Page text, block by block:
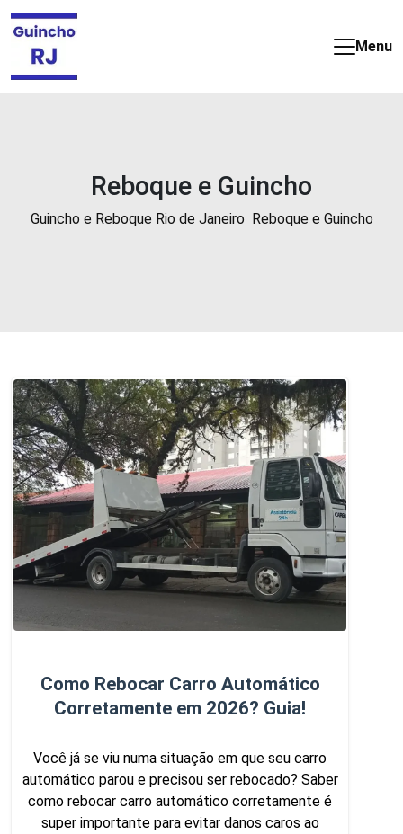
Guincho
Rio
de
Menu
Reboque e Guincho
Guincho e Reboque Rio de Janeiro Reboque e Guincho
Como Rebocar Carro Automático
Corretamente em 2026? Guia!
Você já se viu numa situação em que seu carro
automático parou e precisou ser rebocado? Saber
como rebocar carro automático corretamente é
super importante para evitar danos caros ao